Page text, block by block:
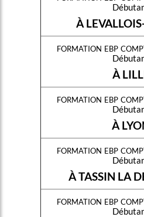
À
formation ebp
À
formation ebp
À
formation ebp
À TASSIN LA
formation ebp